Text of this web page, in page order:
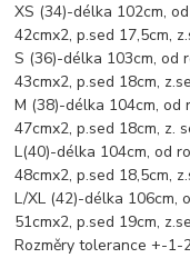
XS (34)-délka 102cm,
42cmx2, p.sed 17,5cm,
S (36)-délka 103cm, od
43cmx2, p.sed 18cm,
M (38)-délka 104cm, od
47cmx2, p.sed 18cm, z.
L(40)-délka 104cm, od
48cmx2, p.sed 18,5cm,
L/XL (42)-délka 106cm,
51cmx2, p.sed 19cm,
Rozměry tolerance +-1-